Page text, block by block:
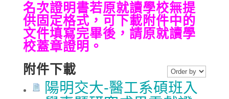
名次證明書若原就讀學校無提
供固定格式，可下載附件中的
文件填寫完畢後，請原就讀學
校蓋章證明。
附件下載
陽明交大-醫工系碩班入